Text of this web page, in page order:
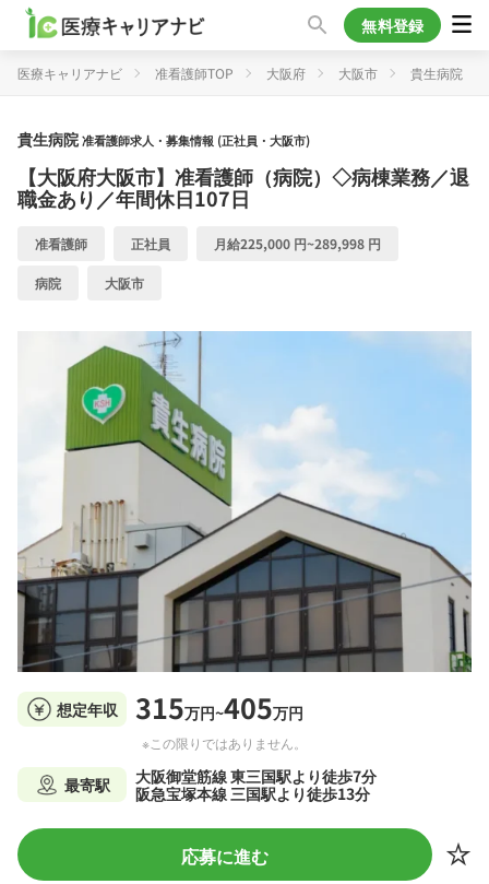
無料登録
医療キャリアナビ 准看護師TOP 大阪府 大阪市 貴生病院
貴生病院准看護師求人・募集情報 (正社員・大阪市)
【大阪府大阪市】准看護師（病院）◇病棟業務／退
職金あり／年間休日107日
准看護師 正社員 月給225,000 円~289,998 円
病院 大阪市
想定年収 315万円~405万円
※この限りではありません。
最寄駅
大阪御堂筋線 東三国駅より徒歩7分
阪急宝塚本線 三国駅より徒歩13分
応募に進む